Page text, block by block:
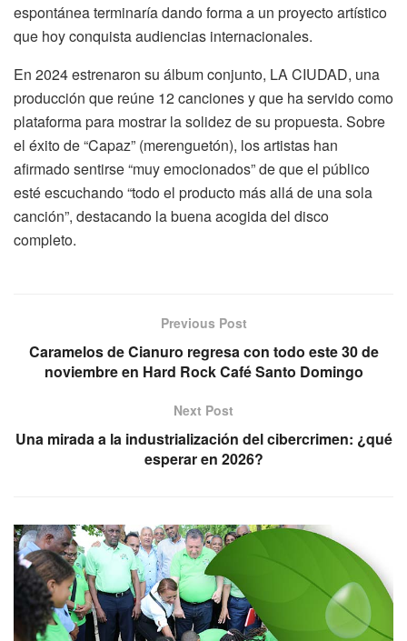
espontánea terminaría dando forma a un proyecto artístico
que hoy conquista audiencias internacionales.
En 2024 estrenaron su álbum conjunto, LA CIUDAD, una
producción que reúne 12 canciones y que ha servido como
plataforma para mostrar la solidez de su propuesta. Sobre
el éxito de “Capaz” (merenguetón), los artistas han
afirmado sentirse “muy emocionados” de que el público
esté escuchando “todo el producto más allá de una sola
canción”, destacando la buena acogida del disco
completo.
Previous Post
Caramelos de Cianuro regresa con todo este 30 de
noviembre en Hard Rock Café Santo Domingo
Next Post
Una mirada a la industrialización del cibercrimen: ¿qué
esperar en 2026?